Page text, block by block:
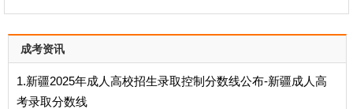
成考资讯
1.新疆2025年成人高校招生录取控制分数线公布-新疆成人高
考录取分数线